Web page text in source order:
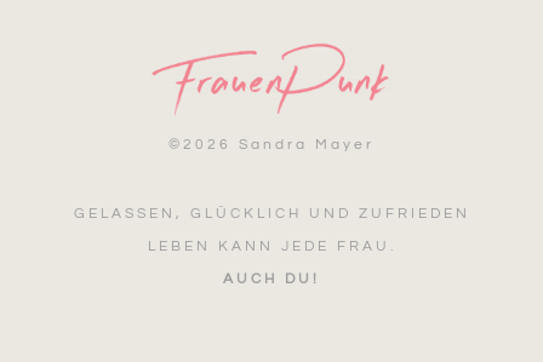
© 2026 Sandra Mayer
GELASSEN, GLÜCKLICH UND ZUFRIEDEN
LEBEN KANN JEDE FRAU.
AUCH DU!